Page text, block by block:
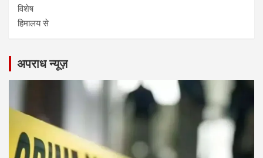
विशेष
हिमालय से
अपराध न्यूज़